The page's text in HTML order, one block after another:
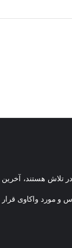
تلاش هستند، آخرین
و مورد واکاوی قرار